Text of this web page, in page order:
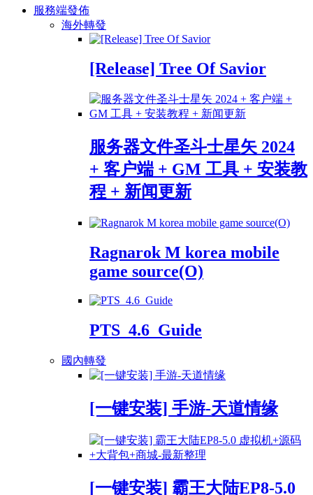
服務端發佈
海外轉發
[Release] Tree Of Savior
服务器文件圣斗士星矢 2024
+ 客户端 + GM 工具 + 安装教
程 + 新闻更新
Ragnarok M korea mobile
game source(O)
PTS_4.6_Guide
國內轉發
[一键安装] 手游-天道情缘
[一键安装] 霸王大陆EP8-5.0